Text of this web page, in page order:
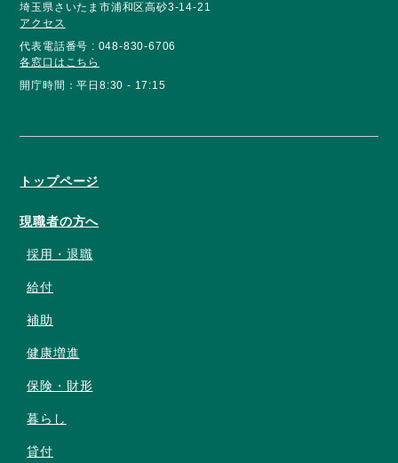
埼玉県さいたま市浦和区高砂3-14-21
アクセス
代表電話番号 : 048-830-6706
各窓口はこちら
開庁時間：平日8:30 - 17:15
トップページ
現職者の方へ
採用・退職
給付
補助
健康増進
保険・財形
暮らし
貸付